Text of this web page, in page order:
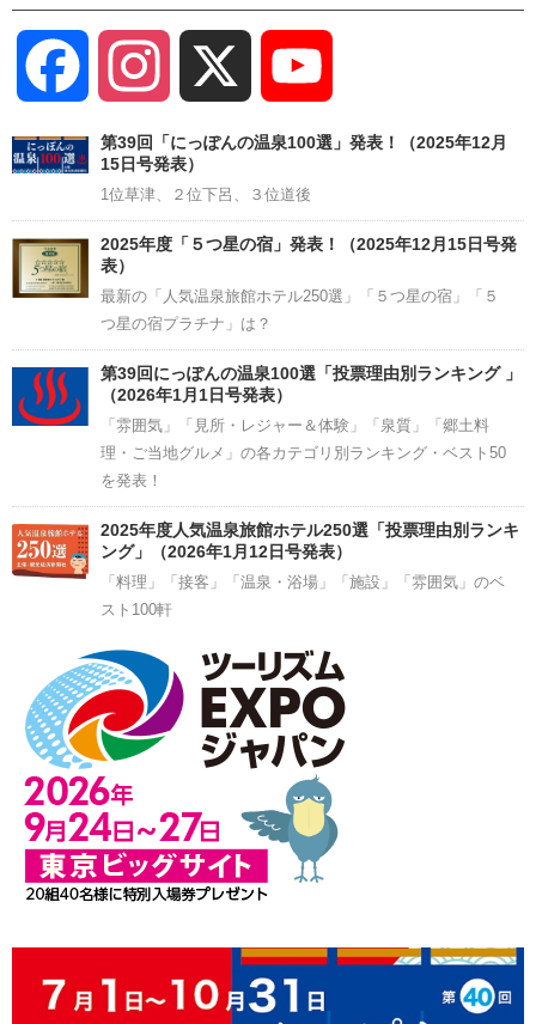
Facebook Instagram
Channel
第39回「にっぽんの温泉100選」発表！（2025年12月
15日号発表）
1位草津、２位下呂、３位道後
2025年度「５つ星の宿」発表！（2025年12月15日号発
表）
最新の「人気温泉旅館ホテル250選」「５つ星の宿」「５
つ星の宿プラチナ」は？
第39回にっぽんの温泉100選「投票理由別ランキング 」
（2026年1月1日号発表）
「雰囲気」「見所・レジャー＆体験」「泉質」「郷土料
理・ご当地グルメ」の各カテゴリ別ランキング・ベスト50
を発表！
2025年度人気温泉旅館ホテル250選「投票理由別ランキ
ング」（2026年1月12日号発表）
「料理」「接客」「温泉・浴場」「施設」「雰囲気」のベ
スト100軒